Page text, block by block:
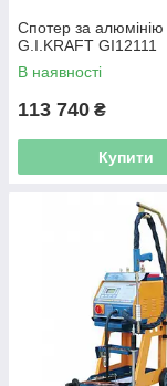
Спотер за алюмінію
G.I.KRAFT GI12111
В наявності
113 740 ₴
Купити